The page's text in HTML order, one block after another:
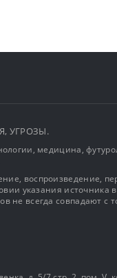
УГРОЗЫ.
медицина,
воспроизведение,
указания источника
не всегда совпадают с